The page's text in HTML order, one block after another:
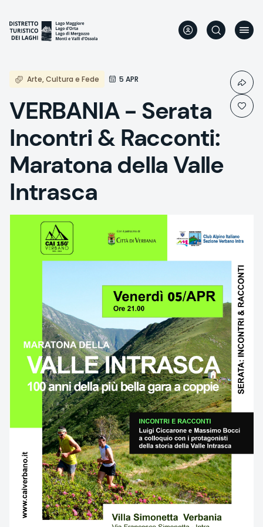
contenu
principal
Arte, Cultura e Fede 5 APR
VERBANIA - Serata
Incontri & Racconti:
Maratona della Valle
Intrasca